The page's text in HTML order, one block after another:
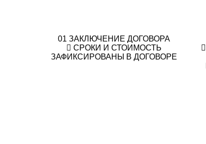
01 ЗАКЛЮЧЕНИЕ ДОГОВОРА
СРОКИ И СТОИМОСТЬ
ЗАФИКСИРОВАНЫ В ДОГОВОРЕ